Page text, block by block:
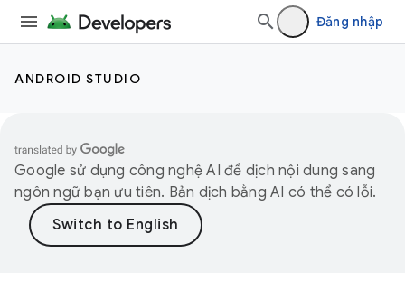
Đăng nhập
ANDROID STUDIO
Google sử dụng công nghệ AI để dịch nội dung sang
ngôn ngữ bạn ưu tiên. Bản dịch bằng AI có thể có lỗi.